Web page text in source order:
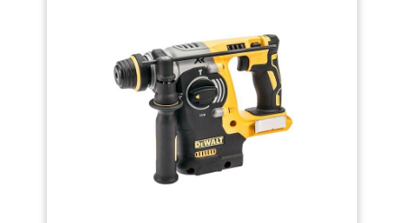
POLYVALENCE】La percussion
rotative 4001WP offre trois
fonctions différentes : le mode
marteau seul (idéal pour la
démolition et le burinage), le
modèle marteau perforateur
(perce le béton, la roche et les
burin réglable, qui s'adaptent à
divers scénarios de travail et
qui sont faciles à changer. Avec
interchangeable SDS plus,
coffret de transport